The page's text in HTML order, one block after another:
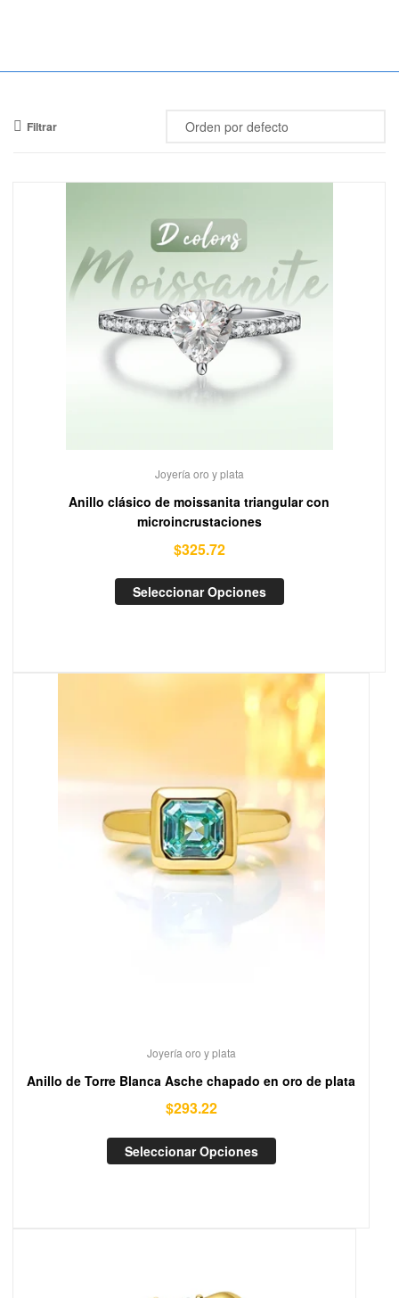
Filtrar
Joyería oro y plata
Anillo clásico de moissanita triangular con
microincrustaciones
$325.72
Seleccionar Opciones
Joyería oro y plata
Anillo de Torre Blanca Asche chapado en oro de plata
$293.22
Seleccionar Opciones